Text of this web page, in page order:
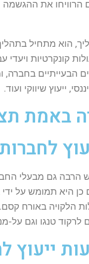
הרוויחו את
הוא מתחיל
קונקרטיות
הבעייתיים בחברה,
ייעוץ שיווקי ועוד.
באמת
לחברות
הרבה גם מבעלי
היא תמומש על ידי
הלקויה באורח
לרקוד טנגו וגם
ייעוץ